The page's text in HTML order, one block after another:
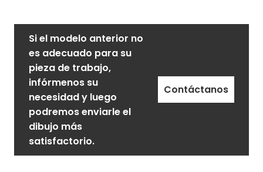
Si el modelo anterior no
es adecuado para su
pieza de trabajo,
infórmenos su
necesidad y luego
podremos enviarle el
dibujo más
satisfactorio.
Contáctanos